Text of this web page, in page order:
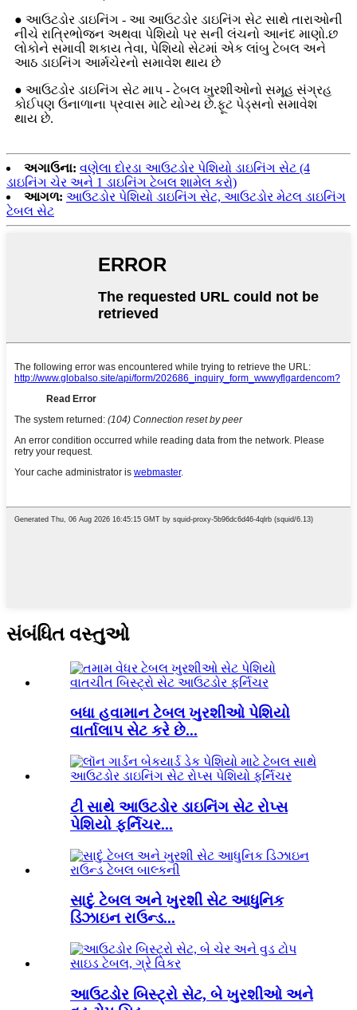
● આઉટડોર ડાઇનિંગ - આ આઉટડોર ડાઇનિંગ સેટ સાથે તારાઓની
નીચે રાત્રિભોજન અથવા પેશિયો પર સની લંચનો આનંદ માણો.છ
લોકોને સમાવી શકાય તેવા, પેશિયો સેટમાં એક લાંબુ ટેબલ અને
આઠ ડાઇનિંગ આર્મચેરનો સમાવેશ થાય છે
● આઉટડોર ડાઇનિંગ સેટ માપ - ટેબલ ખુરશીઓનો સમૂહ સંગ્રહ
કોઈપણ ઉનાળાના પ્રવાસ માટે યોગ્ય છે.ફૂટ પેડ્સનો સમાવેશ
થાય છે.
અગાઉના: વણેલા દોરડા આઉટડોર પેશિયો ડાઇનિંગ સેટ (4
ડાઇનિંગ ચેર અને 1 ડાઇનિંગ ટેબલ શામેલ કરો)
આગળ: આઉટડોર પેશિયો ડાઇનિંગ સેટ, આઉટડોર મેટલ ડાઇનિંગ
ટેબલ સેટ
સંબંધિત વસ્તુઓ
બધા હવામાન ટેબલ ખુરશીઓ પેશિયો
વાર્તાલાપ સેટ કરે છે...
ટી સાથે આઉટડોર ડાઇનિંગ સેટ રોપ્સ
પેશિયો ફર્નિચર...
સાદું ટેબલ અને ખુરશી સેટ આધુનિક
ડિઝાઇન રાઉન્ડ...
આઉટડોર બિસ્ટ્રો સેટ, બે ખુરશીઓ અને